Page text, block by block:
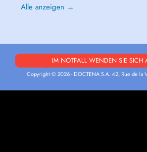
Alle anzeigen →
IM NOTFALL WENDEN SIE SICH
Copyright © 2026 - DOCTENA S.A. 42, Rue de la